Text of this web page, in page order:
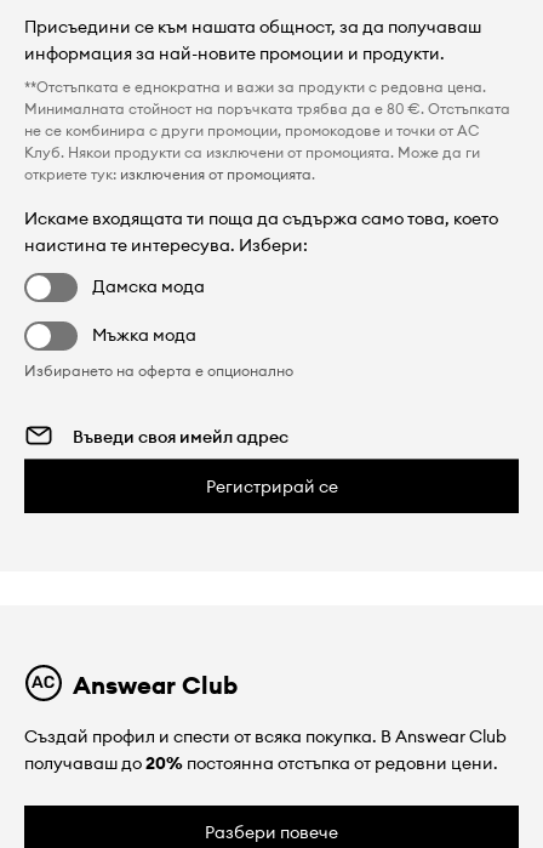
Присъедини се към нашата общност, за да получаваш
информация за най-новите промоции и продукти.
**Отстъпката е еднократна и важи за продукти с редовна цена.
Минималната стойност на поръчката трябва да е 80 €. Отстъпката
не се комбинира с други промоции, промокодове и точки от AC
Клуб. Някои продукти са изключени от промоцията. Може да ги
откриете тук: изключения от промоцията.
Искаме входящата ти поща да съдържа само това, което
наистина те интересува. Избери:
Дамска мода
Мъжка мода
Избирането на оферта е опционално
Регистрирай се
Answear Club
Създай профил и спести от всяка покупка. В Answear Club
получаваш до20% постоянна отстъпка от редовни цени.
Разбери повече